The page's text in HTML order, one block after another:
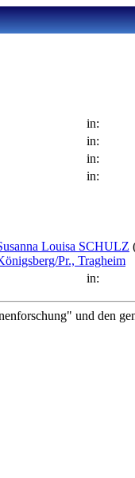
in:
in:
in:
in:
Louisa SCHULZ
Pr., Tragheim
in:
und den